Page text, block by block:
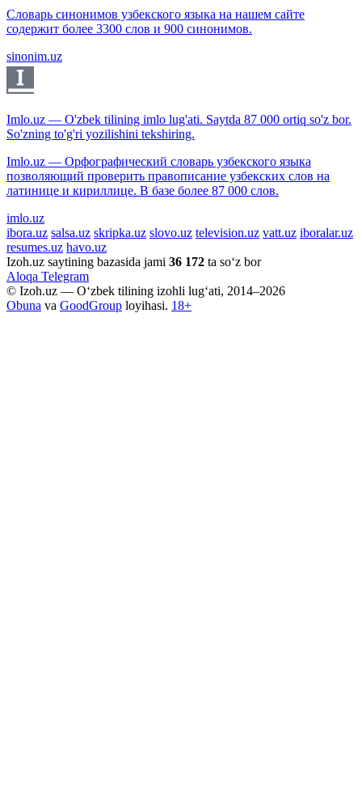
Словарь синонимов узбекского языка на нашем сайте
содержит более 3300 слов и 900 синонимов.
sinonim.uz
Imlo.uz — O'zbek tilining imlo lug'ati. Saytda 87 000 ortiq so'z bor.
So'zning to'g'ri yozilishini tekshiring.
Imlo.uz — Орфографический словарь узбекского языка
позволяющий проверить правописание узбекских слов на
латинице и кириллице. В базе более 87 000 слов.
imlo.uz
ibora.uz salsa.uz skripka.uz slovo.uz television.uz vatt.uz iboralar.uz
resumes.uz havo.uz
Izoh.uz saytining bazasida jami 36 172 ta so‘z bor
Aloqa Telegram
© Izoh.uz — O‘zbek tilining izohli lug‘ati, 2014–2026
Obuna va GoodGroup loyihasi. 18+